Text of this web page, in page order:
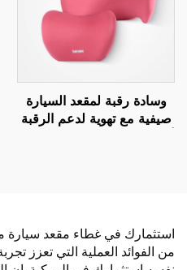
وسادة رقبة لمقعد السيارة
صيفية مع تهوية لدعم الرقبة
استثمارك في غطاء مقعد سيارة
من الفوائد العملية التي تعزز